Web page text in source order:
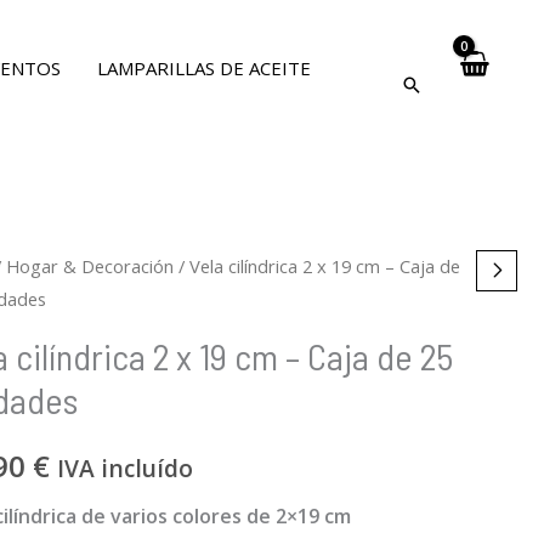
LAMPARILLAS DE ACEITE
Hogar & Decoración / Vela cilíndrica 2 x 19 cm – Caja de
cilíndrica 2 x 19 cm – Caja de 25
€ IVA incluído
de varios colores de 2×19 cm